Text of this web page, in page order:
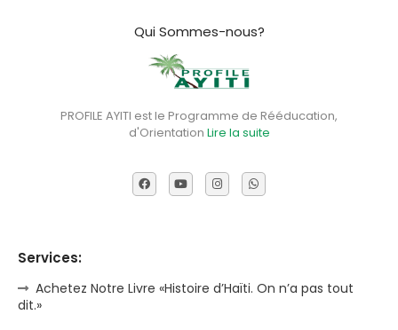
Qui Sommes-nous?
PROFILE AYITI est le Programme de Rééducation,
d'Orientation Lire la suite
Services:
Achetez Notre Livre «Histoire d’Haïti. On n’a pas tout
dit.»